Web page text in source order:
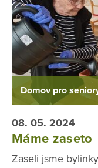
Domov pro
08. 05. 2024
Máme zaseto
Zaseli jsme